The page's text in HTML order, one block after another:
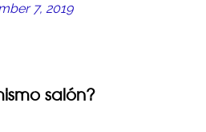
7, 2019
salón?